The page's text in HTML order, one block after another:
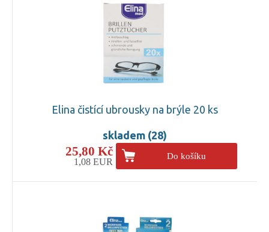
Elina čistící ubrousky na brýle 20 ks
skladem (28)
25,80 Kč
1,08 EUR
Do košíku